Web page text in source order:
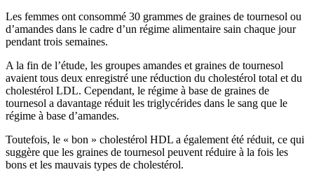
Les femmes ont consommé 30 grammes de graines de tournesol ou
d’amandes dans le cadre d’un régime alimentaire sain chaque jour
pendant trois semaines.
A la fin de l’étude, les groupes amandes et graines de tournesol
avaient tous deux enregistré une réduction du cholestérol total et du
cholestérol LDL. Cependant, le régime à base de graines de
tournesol a davantage réduit les triglycérides dans le sang que le
régime à base d’amandes.
Toutefois, le « bon » cholestérol HDL a également été réduit, ce qui
suggère que les graines de tournesol peuvent réduire à la fois les
bons et les mauvais types de cholestérol.